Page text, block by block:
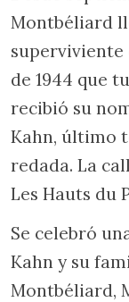
Montbéliard
superviviente
de 1944 que
recibió su
Kahn, último
redada. La
Les Hauts du
Se celebró
Kahn y su
Montbéliard,